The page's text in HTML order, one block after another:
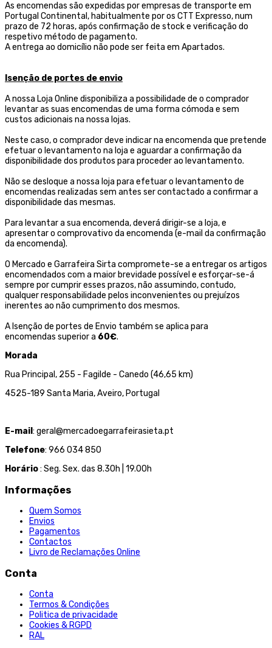
As encomendas são expedidas por empresas de transporte em
Portugal Continental, habitualmente por os CTT Expresso,num
prazo de 72 horas, após confirmação de stock e verificação do
respetivo método de pagamento.
A entrega ao domicílio não pode ser feita em Apartados.
Isenção de portes de envio
A nossa Loja Online disponibiliza a possibilidade de o comprador
levantar as suas encomendas de uma forma cómoda e sem
custos adicionais na nossa lojas.
Neste caso, o comprador deve indicar na encomenda que pretende
efetuar o levantamento na loja e aguardar a confirmação da
disponibilidade dos produtos para proceder ao levantamento.
Não se desloque a nossa loja para efetuar o levantamento de
encomendas realizadas sem antes ser contactado a confirmar a
disponibilidade das mesmas.
Para levantar a sua encomenda, deverá dirigir-se a loja, e
apresentar o comprovativo da encomenda (e-mail da confirmação
da encomenda).
O Mercado e Garrafeira Sirta compromete-se a entregar os artigos
encomendados com a maior brevidade possível e esforçar-se-á
sempre por cumprir esses prazos, não assumindo, contudo,
qualquer responsabilidade pelos inconvenientes ou prejuízos
inerentes ao não cumprimento dos mesmos.
A Isenção de portes de Envio também se aplica para
encomendas superior a 60€.
Morada
Rua Principal, 255 - Fagilde - Canedo (46,65 km)
4525-189 Santa Maria, Aveiro, Portugal
E-mail: geral@mercadoegarrafeirasieta.pt
Telefone: 966 034 850
Horário: Seg. Sex. das 8.30h | 19.00h
Informações
Quem Somos
Envios
Pagamentos
Contactos
Livro de Reclamações Online
Conta
Conta
Termos & Condições
Politica de privacidade
Cookies & RGPD
RAL